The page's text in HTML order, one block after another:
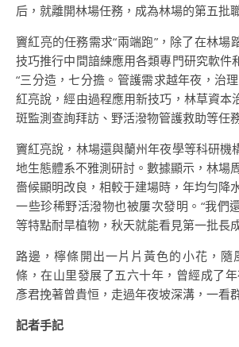
后，就離開林場任務，成為林場的第五批
竇紅亮的任務需求“兩端跑”，除了在林場
技巧推行中間諳練應用各類專門研究軟件
“三分造，七分擔。管護需求越年夜，治
紅亮說，經由過程應用新技巧，林草資本
斑監測查詢拜訪、野活潑物管護救助等任
竇紅亮說，林場還與蘭州年夜學等科研機
地生態體系不雅測研討。數據顯示，林場
嗇候顯明改良，相較于建場時，年均勻降
一些珍稀野活潑物也被屢次發明。“我們
等特點耐旱植物，秋天就能看見第一批長
路邊，檸條開出一片片黃色的小花，隨
條，在山里發展了五六十年，曾經成了
彥君挽著曾貴恒，走過年夜坡深溝，一看
記者手記